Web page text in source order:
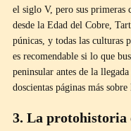
el siglo V, pero sus primeras
desde la Edad del Cobre,
púnicas, y todas las culturas
es recomendable si lo que
peninsular antes de la
doscientas páginas más
3. La protohistoria